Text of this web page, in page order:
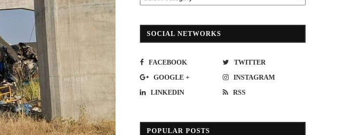
SOCIAL NETWORKS
FACEBOOK TWITTER
GOOGLE + INSTAGRAM
LINKEDIN RSS
POPULAR POSTS